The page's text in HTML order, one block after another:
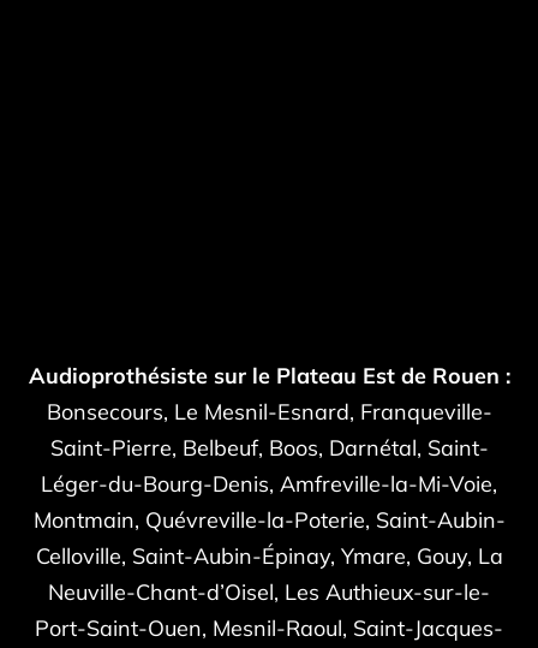
Audioprothésiste sur le Plateau Est de Rouen :
Bonsecours, Le Mesnil-Esnard, Franqueville-
Saint-Pierre, Belbeuf, Boos, Darnétal, Saint-
Léger-du-Bourg-Denis, Amfreville-la-Mi-Voie,
Montmain, Quévreville-la-Poterie, Saint-Aubin-
Celloville, Saint-Aubin-Épinay, Ymare, Gouy, La
Neuville-Chant-d’Oisel, Les Authieux-sur-le-
Port-Saint-Ouen, Mesnil-Raoul, Saint-Jacques-